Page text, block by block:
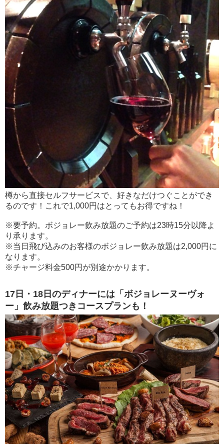
樽から直接セルフサービスで、好きなだけつぐことができ
るのです！これで1,000円はとってもお得ですね！
※要予約。ボジョレー飲み放題のご予約は23時15分以降よ
り承ります。
※当日飛び込みのお客様のボジョレー飲み放題は2,000円に
なります。
※チャージ料金500円が別途かかります。
17日・18日のディナーには「ボジョレーヌーヴォ
ー」飲み放題つきコースプランも！